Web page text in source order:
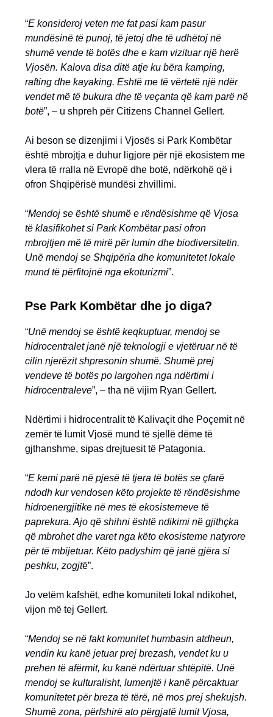
“E konsideroj veten me fat pasi kam pasur
mundësinë të punoj, të jetoj dhe të udhëtoj në
shumë vende të botës dhe e kam vizituar një herë
Vjosën. Kalova disa ditë atje ku bëra kamping,
rafting dhe kayaking. Është me të vërtetë një ndër
vendet më të bukura dhe të veçanta që kam parë në
botë”, – u shpreh për Citizens Channel Gellert.
Ai beson se dizenjimi i Vjosës si Park Kombëtar
është mbrojtja e duhur ligjore për një ekosistem me
vlera të rralla në Evropë dhe botë, ndërkohë që i
ofron Shqipërisë mundësi zhvillimi.
“Mendoj se është shumë e rëndësishme që Vjosa
të klasifikohet si Park Kombëtar pasi ofron
mbrojtjen më të mirë për lumin dhe biodiversitetin.
Unë mendoj se Shqipëria dhe komunitetet lokale
mund të përfitojnë nga ekoturizmi”.
Pse Park Kombëtar dhe jo diga?
“Unë mendoj se është keqkuptuar, mendoj se
hidrocentralet janë një teknologji e vjetëruar në të
cilin njerëzit shpresonin shumë. Shumë prej
vendeve të botës po largohen nga ndërtimi i
hidrocentraleve”, – tha në vijim Ryan Gellert.
Ndërtimi i hidrocentralit të Kalivaçit dhe Poçemit në
zemër të lumit Vjosë mund të sjellë dëme të
gjthanshme, sipas drejtuesit të Patagonia.
“E kemi parë në pjesë të tjera të botës se çfarë
ndodh kur vendosen këto projekte të rëndësishme
hidroenergjitike në mes të ekosistemeve të
paprekura. Ajo që shihni është ndikimi në gjithçka
që mbrohet dhe varet nga këto ekosisteme natyrore
për të mbijetuar. Këto padyshim që janë gjëra si
peshku, zogjtë”.
Jo vetëm kafshët, edhe komuniteti lokal ndikohet,
vijon më tej Gellert.
“Mendoj se në fakt komunitet humbasin atdheun,
vendin ku kanë jetuar prej brezash, vendet ku u
prehen të afërmit, ku kanë ndërtuar shtëpitë. Unë
mendoj se kulturalisht, lumenjtë i kanë përcaktuar
komunitetet për breza të tërë, në mos prej shekujsh.
Shumë zona, përfshirë ato përgjatë lumit Vjosa,